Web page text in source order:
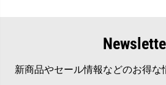
新商品やセール情報などのお得な